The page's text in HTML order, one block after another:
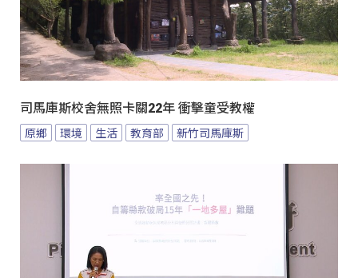
司馬庫斯校舍無照卡關22年 衝擊童受教權
原鄉 環境 生活 教育部 新竹司馬庫斯